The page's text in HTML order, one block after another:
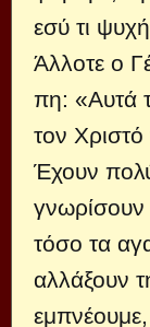
εσύ τι
Άλλοτε ο
πη: «Αυτά
τον
Έχουν
γνωρίσουν
τόσο τα
αλλάξουν